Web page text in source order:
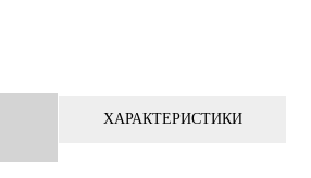
ХАРАКТЕРИСТИКИ